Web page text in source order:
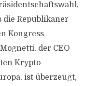
die Republikaner
Kongress
der CEO
Krypto-
ist überzeugt,